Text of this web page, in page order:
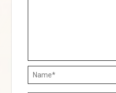
Name*